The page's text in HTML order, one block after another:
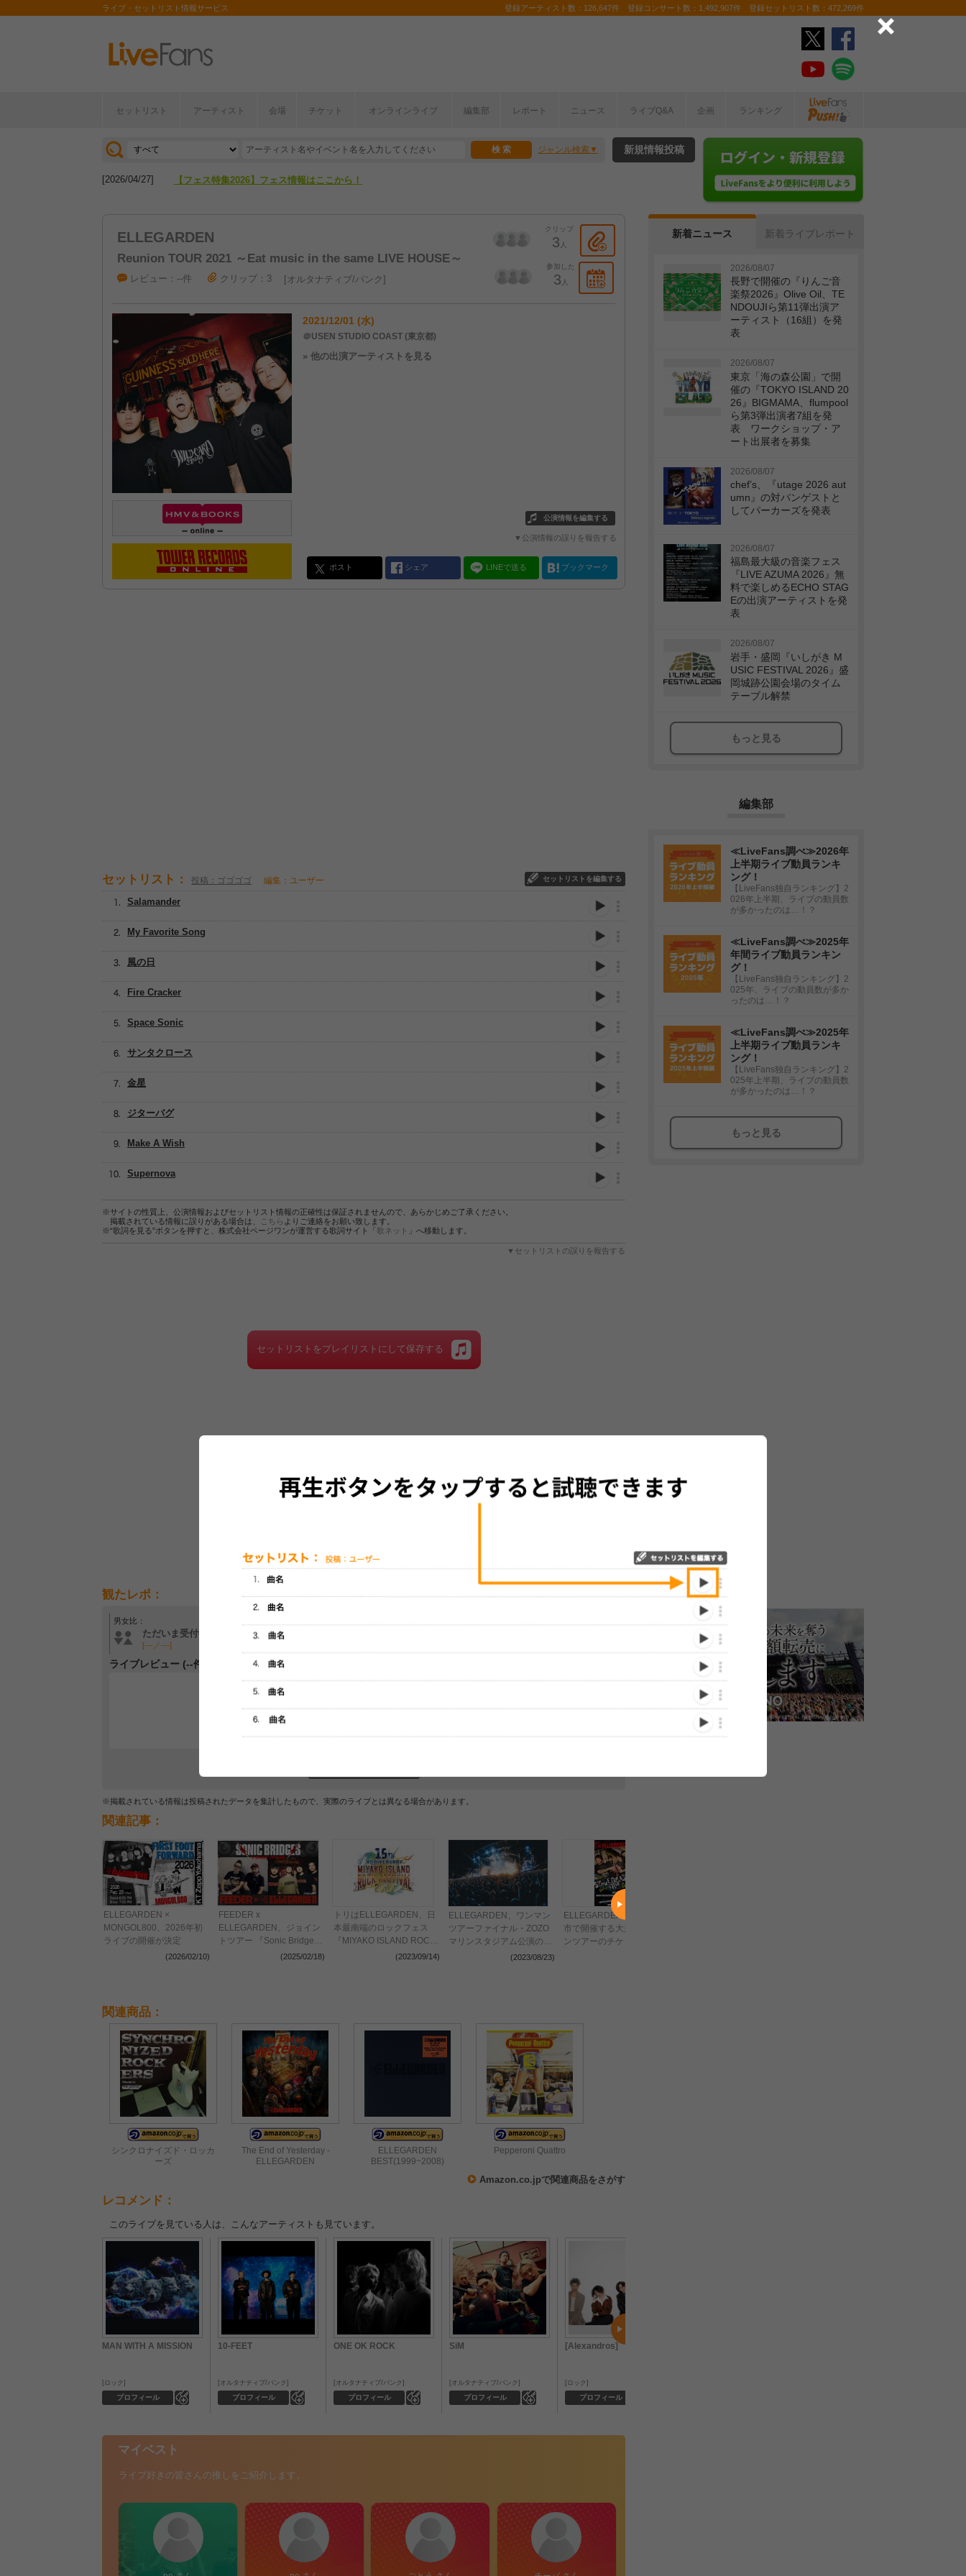
ライブ・セットリスト情報サービス 登録アーティスト数：126,647件 登録コンサート数：1,492,907件 登録セットリスト数：472,269件
セットリスト アーティスト 会場 チケット オンラインライブ 編集部 レポート ニュース ライブQ&A 企画 ランキング
ジャンル検索
[2026/07/28] 【ライブ動員ランキング】2026年上半期編発表！
[2026/04/27] 【フェス特集2026】フェス情報はここから！
新規情報投稿
ELLEGARDEN
Reunion TOUR 2021 ～Eat music in the same LIVE HOUSE～
クリップ
3 人
参加した
3 人
レビュー：--件 クリップ：3 オルタナティブ/パンク
2021/12/01 (水)
＠USEN STUDIO COAST (東京都)
» 他の出演アーティストを見る
公演情報を編集する
▼公演情報の誤りを報告する
ポスト シェア LINEで送る ブックマーク
セットリスト： 投稿：ゴゴゴゴ 編集：ユーザー セットリストを編集する
Supernova
Fire Cracker
風の日
My Favorite Song
Space Sonic
ジターバグ
金星
サンタクロース
Make A Wish
Salamander
※サイトの性質上、公演情報およびセットリスト情報の正確性は保証されませんので、あらかじめご了承ください。
掲載されている情報に誤りがある場合は、
こちら よりご連絡をお願い致します。
※“歌詞を見る”ボタンを押すと、株式会社ページワンが運営する歌詞サイト「歌ネット 」へ移動します。
▼セットリストの誤りを報告する
セットリストをプレイリストにして保存する
観たレポ：
男女比：
ただいま受付中です
[---／---]
ただいま受付中です
観たレポを投稿する
ライブレビュー (--件)
最初のレビューを投稿してみませんか？
※掲載されている情報は投稿されたデータを集計したもので、実際のライブとは異なる場合があります。
関連記事：
ELLEGARDEN ×
MONGOL800、2026年初
ライブの開催が決定
(2026/02/10)
FEEDER x
ELLEGARDEN、ジョイン
トツアー 『Sonic Bridges
Tour 2025』の開催が決定
(2025/02/18)
トリはELLEGARDEN、日
本最南端のロックフェス
『MIYAKO ISLAND ROCK
FESTIVAL 2023』&後夜祭
(2023/09/14)
ELLEGARDEN、ワンマン
ツアーファイナル・ZOZO
マリンスタジアム公演の公
式レポート到着 セットリ
(2023/08/23)
ELLEGARDEN、全国5都
市で開催する大規模ワンマ
ンツアーのチケット詳細を
関連商品：
シンクロナイズド・ロッカ
ーズ
The End of Yesterday -
ELLEGARDEN
ELLEGARDEN
BEST(1999~2008)
Pepperoni Quattro
Amazon.co.jpで関連商品をさがす
レコメンド：
このライブを見ている人は、こんなアーティストも見ています。
MAN WITH A MISSION
プロフィール
ロック
10-FEET
プロフィール
オルタナティブ/パンク
ONE OK ROCK
プロフィール
オルタナティブ/パンク
SiM
プロフィール
オルタナティブ/パンク
[Alexandros]
プロフィール
ロック
マイベスト
ライブ好きの皆さんの推しをご紹介します。
新着ニュース 新着ライブレポート
2026/08/07
長野で開催の『りんご音
楽祭2026』Olive Oil、TE
NDOUJIら第11弾出演ア
ーティスト（16組）を発
表
2026/08/07
東京「海の森公園」で開
催の『TOKYO ISLAND 20
26』BIGMAMA、flumpool
ら第3弾出演者7組を発
表 ワークショップ・ア
ート出展者を募集
2026/08/07
chef’s、『utage 2026 aut
umn』の対バンゲストと
してパーカーズを発表
2026/08/07
福島最大級の音楽フェス
『LIVE AZUMA 2026』無
料で楽しめるECHO STAG
Eの出演アーティストを発
表
2026/08/07
岩手・盛岡『いしがき M
USIC FESTIVAL 2026』盛
岡城跡公園会場のタイム
テーブル解禁
もっと見る
編集部
≪LiveFans調べ≫2026年
上半期ライブ動員ランキ
ング！
【LiveFans独自ランキング】2
026年上半期、ライブの動員数
が多かったのは…！？
≪LiveFans調べ≫2025年
年間ライブ動員ランキン
グ！
【LiveFans独自ランキング】2
025年、ライブの動員数が多か
ったのは…！？
≪LiveFans調べ≫2025年
上半期ライブ動員ランキ
ング！
【LiveFans独自ランキング】2
025年上半期、ライブの動員数
が多かったのは…！？
もっと見る